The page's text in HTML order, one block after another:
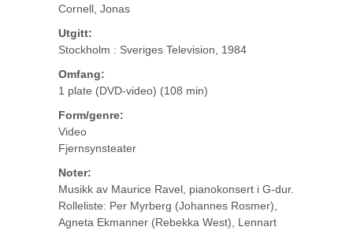
Cornell, Jonas
Utgitt:
Stockholm : Sveriges Television, 1984
Omfang:
1 plate (DVD-video) (108 min)
Form/genre:
Video
Fjernsynsteater
Noter:
Musikk av Maurice Ravel, pianokonsert i G-dur.
Rolleliste: Per Myrberg (Johannes Rosmer),
Agneta Ekmanner (Rebekka West), Lennart